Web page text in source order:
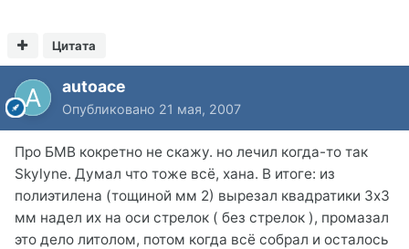
Цитата
autoace
Опубликовано 21 мая, 2007
Про БМВ кокретно не скажу. но лечил когда-то так
Skylyne. Думал что тоже всё, хана. В итоге: из
полиэтилена (тощиной мм 2) вырезал квадратики 3х3
мм надел их на оси стрелок ( без стрелок ), промазал
это дело литолом, потом когда всё собрал и осталось